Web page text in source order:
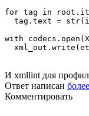
for tag in
tag.text =
with
И xmllint для
Ответ написан
Комментировать